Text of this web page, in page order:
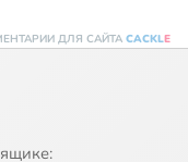
ДЛЯ САЙТА CACKLE